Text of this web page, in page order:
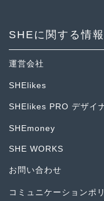
SHEに関する情報
運営会社
SHElikes
SHElikes PRO デザイ
SHEmoney
SHE WORKS
お問い合わせ
コミュニケーションポ